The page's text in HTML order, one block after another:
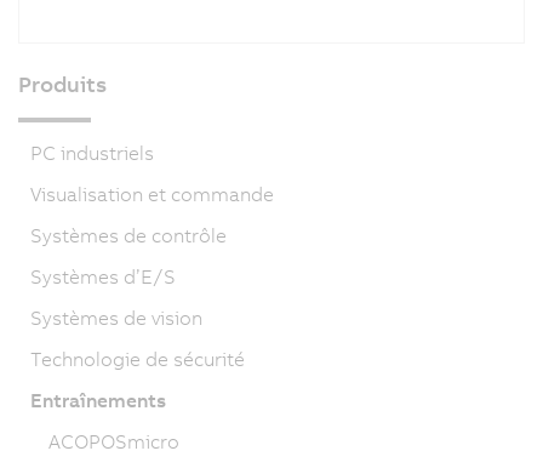
Produits
PC industriels
Visualisation et commande
Systèmes de contrôle
Systèmes d’E/S
Systèmes de vision
Technologie de sécurité
Entraînements
ACOPOSmicro